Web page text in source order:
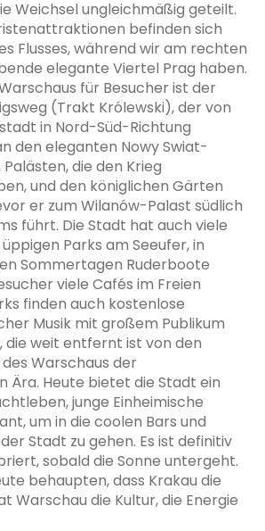
Weichsel ungleichmäßig geteilt.
befinden sich
Flusses, während wir am rechten
elegante Viertel Prag haben.
für Besucher ist der
(Trakt Królewski), der von
in Nord-Süd-Richtung
den eleganten Nowy Swiat-
die den Krieg
und den königlichen Gärten
er zum Wilanów-Palast südlich
führt. Die Stadt hat auch viele
Parks am Seeufer, in
Sommertagen Ruderboote
viele Cafés im Freien
finden auch kostenlose
Musik mit großem Publikum
die weit entfernt ist von den
Warschaus der
Ära. Heute bietet die Stadt ein
junge Einheimische
um in die coolen Bars und
Stadt zu gehen. Es ist definitiv
sobald die Sonne untergeht.
behaupten, dass Krakau die
Warschau die Kultur, die Energie